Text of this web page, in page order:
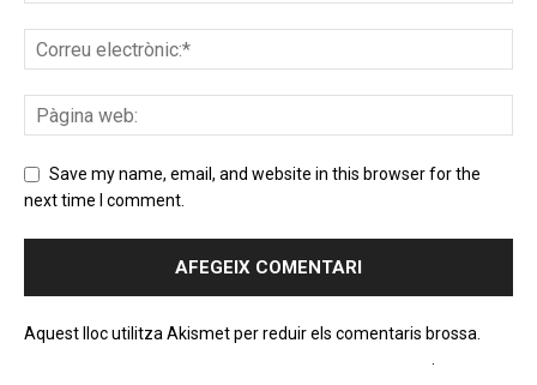
Save my name, email, and website in this browser for the
next time I comment.
Aquest lloc utilitza Akismet per reduir els comentaris brossa.